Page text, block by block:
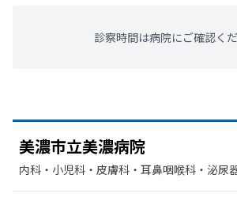
診察時間は病院にご確認く
美濃市立美濃病院
内科・​小児科・​皮膚科・​耳鼻咽喉科・​泌尿